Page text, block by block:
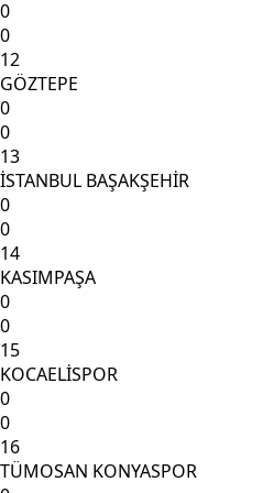
0
0
12
GÖZTEPE
0
0
13
İSTANBUL BAŞAKŞEHİR
0
0
14
KASIMPAŞA
0
0
15
KOCAELİSPOR
0
0
16
TÜMOSAN KONYASPOR